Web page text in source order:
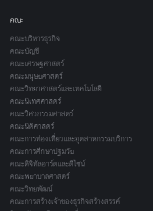
คณะ
คณะบริหารธุรกิจ
คณะบัญชี
คณะเศรษฐศาสตร์
คณะมนุษยศาสตร์
คณะวิทยาศาสตร์และเทคโนโลยี
คณะนิเทศศาสตร์
คณะวิศวกรรมศาสตร์
คณะนิติศาสตร์
คณะการท่องเที่ยวและอุตสาหกรรมบริการ
คณะการศึกษาปฐมวัย
คณะดิจิทัลอาร์ตและดีไซน์
คณะพยาบาลศาสตร์
คณะวิทยพัฒน์
คณะการสร้างเจ้าของธุรกิจสร้างสรรค์